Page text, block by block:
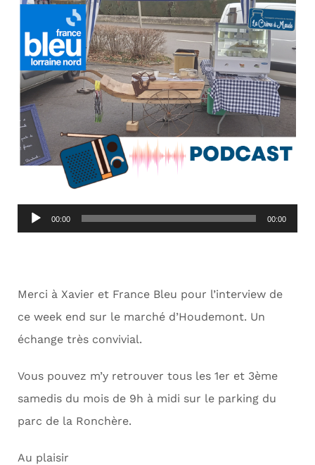
Lecteur
audio
00:00 00:00
Merci à Xavier et France Bleu pour l’interview de
ce week end sur le marché d’Houdemont. Un
échange très convivial.
Vous pouvez m’y retrouver tous les 1er et 3ème
samedis du mois de 9h à midi sur le parking du
parc de la Ronchère.
Au plaisir